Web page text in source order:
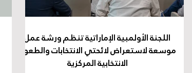
اللجنة الأولمبية الإماراتية تنظم ورشة عمل
موسعة لاستعراض لائحتي الانتخابات والطعون
الانتخابية المركزية